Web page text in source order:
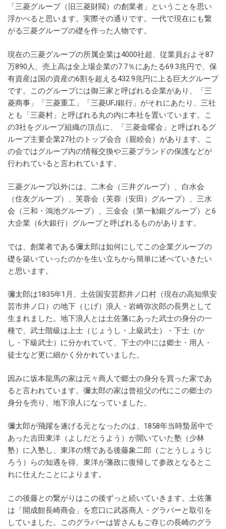
「三菱グループ（旧三菱財閥）の創業者」ということを思い
浮かべると思います。実際その通りです。一代で現在にも繋
がる三菱グループの礎を作った人物です。
現在の三菱グループの所属企業は4000社超、従業員およそ87
万890人、売上高は全上場企業の7.7％にあたる69.3兆円で、保
有資産は国の資産の6割を超える432.9兆円に上る巨大グループ
です。このグループには御三家と呼ばれる企業があり、「三
菱商事」「三菱重工」「三菱UFJ銀行」がそれにあたり、三社
とも「三菱村」と呼ばれる丸の内に本社を置いています。こ
の3社をグループ組織の頂点に、「三菱金曜会」と呼ばれるグ
ループ主要企業27社のトップ会合（親睦会）があります。こ
の会ではグループ内の情報交換や三菱ブランドの保護などが
行われていると言われています。
三菱グループ以外には、二木会（三井グループ）、白水会
（住友グループ）、芙蓉会（芙蓉（安田）グループ）、三水
会（三和・鴻池グループ）、三金会（第一勧銀グループ）と6
大企業（6大銀行）グループと呼ばれるものがあります。
では、創業者である彌太郎は如何にしてこの企業グループの
礎を築いていったのかを生い立ちから簡単に述べていきたい
と思います。
彌太郎は1835年1月、土佐国安芸郡井ノ口村（現在の高知県安
芸市井ノ口）の地下（じげ）浪人・岩崎弥次郎の長男として
生まれました。地下浪人とは土佐藩にあった武士の身分の一
種で、武士階級は上士（じょうし・上級武士）・下士（か
し・下級武士）に分かれていて、下士の中には郷士・用人・
徒士など更に細かく分かれていました。
因みに坂本龍馬の家は元々商人で郷士の身分を買った家であ
ると言われています。彌太郎の家は曾祖父の代にこの郷士の
身分を売り、地下浪人になっていました。
彌太郎が飛躍を遂げる元となったのは、1858年当時蟄居中で
あった吉田東洋（よしだとうよう）が開いていた塾（少林
塾）に入塾し、東洋の甥である後藤象二郎（ごとうしょうじ
ろう）らの知遇を得、東洋が藩政に復帰して参政となるとこ
れに仕えたことによります。
この後藤との繋がりはこの後ずっと続いていきます。土佐藩
は「開成館長崎商会」を窓口に武器商人・グラバーと取引を
していました。このグラバーは皆さんもご存じの長崎のグラ